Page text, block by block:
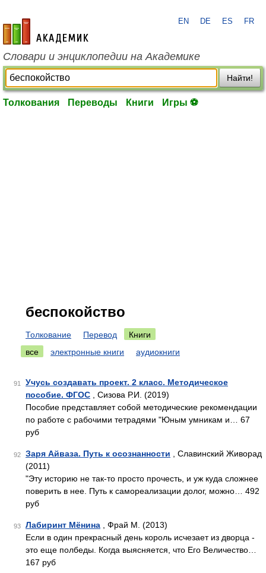
academic.ru
EN DE ES FR
Словари и энциклопедии на Академике
Найти!
Толкования Переводы Книги Игры ⚽
беспокойство
Толкование Перевод
Книги
все
электронные книги аудиокниги
91
Учусь создавать проект. 2 класс. Методическое
пособие. ФГОС , Сизова Р.И. (2019)
Пособие представляет собой методические рекомендации
по работе с рабочими тетрадями "Юным умникам и… 67
руб
92 Заря Айваза. Путь к осознанности , Славинский Живорад
(2011)
"Эту историю не так-то просто прочесть, и уж куда сложнее
поверить в нее. Путь к самореализации долог, можно… 492
руб
93 Лабиринт Мёнина , Фрай М. (2013)
Если в один прекрасный день король исчезает из дворца -
это еще полбеды. Когда выясняется, что Его Величество…
167 руб